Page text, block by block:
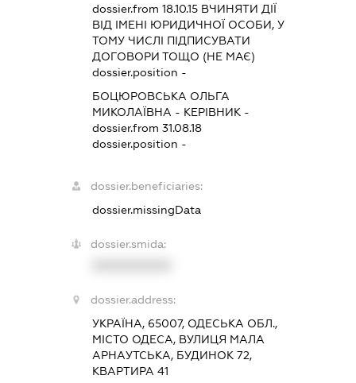
dossier.from 18.10.15ВЧИНЯТИ ДІЇ
ВІД ІМЕНІ ЮРИДИЧНОЇ ОСОБИ, У
ТОМУ ЧИСЛІ ПІДПИСУВАТИ
ДОГОВОРИ ТОЩО (НЕ МАЄ)
dossier.position -
БОЦЮРОВСЬКА ОЛЬГА
МИКОЛАЇВНА - КЕРІВНИК -
dossier.from 31.08.18
dossier.position -
dossier.beneficiaries:
dossier.missingData
dossier.smida:
dossier.address:
УКРАЇНА, 65007, ОДЕСЬКА ОБЛ.,
МІСТО ОДЕСА, ВУЛИЦЯ МАЛА
АРНАУТСЬКА, БУДИНОК 72,
КВАРТИРА 41